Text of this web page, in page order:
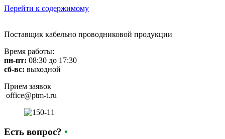
Перейти к содержимому
Поставщик кабельно проводниковой продукции
Время работы:
пн-пт: 08:30 до 17:30
сб-вс: выходной
Прием заявок
office@ptm-t.ru
Есть вопрос? •